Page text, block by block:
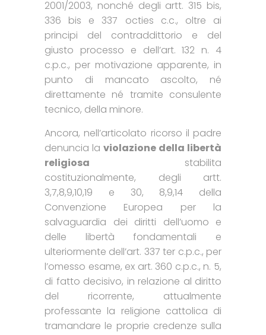
2001/2003, nonché degli artt. 315 bis,
336 bis e 337 octies c.c., oltre ai
principi del contraddittorio e del
giusto processo e dell’art. 132 n. 4
c.p.c., per motivazione apparente, in
punto di mancato ascolto, né
direttamente né tramite consulente
tecnico, della minore.
Ancora, nell’articolato ricorso il padre
denuncia la violazione della libertà
religiosa stabilita
costituzionalmente, degli artt.
3,7,8,9,10,19 e 30, 8,9,14 della
Convenzione Europea per la
salvaguardia dei diritti dell’uomo e
delle libertà fondamentali e
ulteriormente dell’art. 337 ter c.p.c., per
l’omesso esame, ex art. 360 c.p.c., n. 5,
di fatto decisivo, in relazione al diritto
del ricorrente, attualmente
professante la religione cattolica di
tramandare le proprie credenze sulla